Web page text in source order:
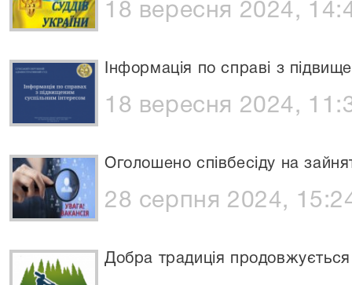
18 вересня 2024,
Інформація по справі з
18 вересня 2024,
Оголошено співбесіду на
28 серпня 2024,
Добра традиція